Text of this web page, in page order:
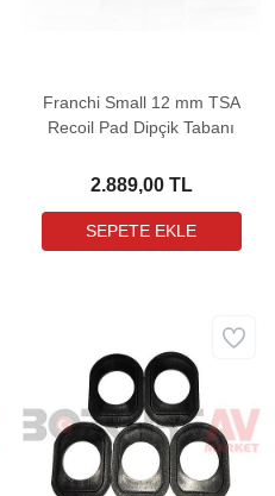
Franchi Small 12 mm TSA
Recoil Pad Dipçik Tabanı
2.889,00 TL